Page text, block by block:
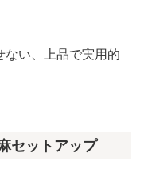
い、上品で実用的
セットアップ